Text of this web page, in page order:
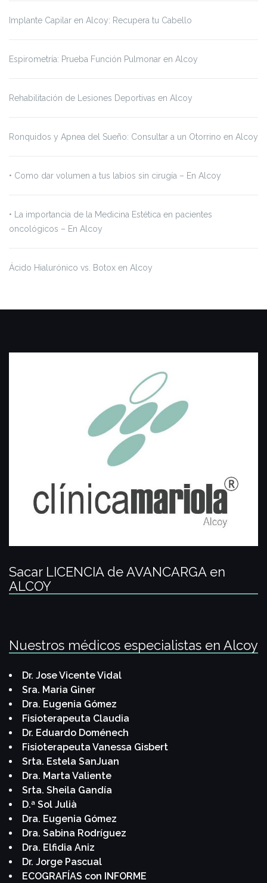
Implante Capilar en Alcoy: Recupera tu Cabello
Espirometría: Prueba Función Pulmonar en Alcoy
Rehabilitación de Lesiones Deportivas en Alcoy
Ronquidos y Apnea del Sueño: Consultar a un Otorrino en Alcoy
•⁠ ⁠Como dar volumen a tus labios sin cirugía – En Alcoy
•⁠ ⁠La importancia de la Medicina Estética en pacientes
oncológicos – En Alcoy
Ácido Hialurónico vs. Botox en Alcoy
Sacar LICENCIA de AVANCARGA en
ALCOY
Nuestros médicos especialistas en Alcoy
Dr. Jose Vicente Vidal
Sra. Maria Giner
Dra. Eugenia Gómez
Fisioterapeuta Claudia
Dr. Eduardo Doménech
Fisioterapeuta Vanessa Gisbert
Srta. Estela SanJuan
Dra. Marta Valiente
Srta. Sheila Gandía
D.ª Sol Julià
Dra. Eugenia Gómez
Dra. Sabina Rodríguez
Dra. Elfidia Aniz
Dr. Jorge Pascual
ECOGRAFÍAS con INFORME